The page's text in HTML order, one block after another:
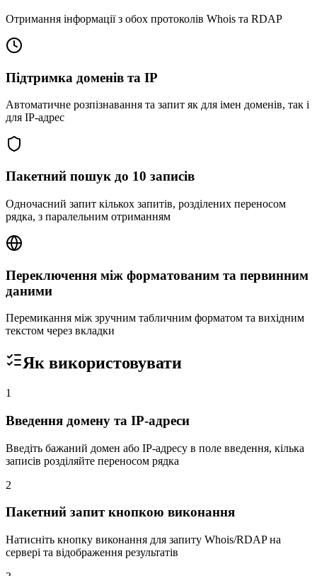
Отримання інформації з обох протоколів Whois та RDAP
Підтримка доменів та IP
Автоматичне розпізнавання та запит як для імен доменів, так і
для IP-адрес
Пакетний пошук до 10 записів
Одночасний запит кількох запитів, розділених переносом
рядка, з паралельним отриманням
Переключення між форматованим та первинним
даними
Перемикання між зручним табличним форматом та вихідним
текстом через вкладки
Як використовувати
1
Введення домену та IP-адреси
Введіть бажаний домен або IP-адресу в поле введення, кілька
записів розділяйте переносом рядка
2
Пакетний запит кнопкою виконання
Натисніть кнопку виконання для запиту Whois/RDAP на
сервері та відображення результатів